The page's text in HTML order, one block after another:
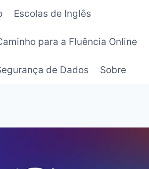
Escolas de Inglês
para a Fluência Online
de Dados Sobre